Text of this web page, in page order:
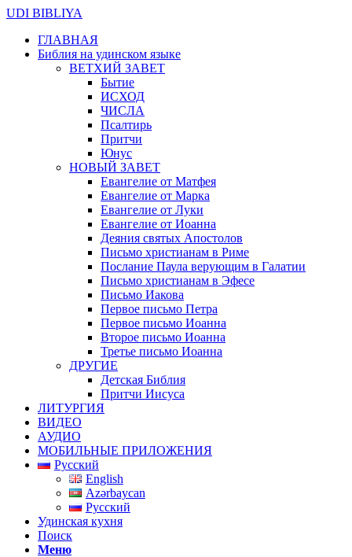
UDI BIBLIYA
ГЛАВНАЯ
Библия на удинском языке
ВЕТХИЙ ЗАВЕТ
Бытие
ИСХОД
ЧИСЛА
Псалтирь
Притчи
Юнус
НОВЫЙ ЗАВЕТ
Евангелие от Матфея
Евангелие от Марка
Евангелие от Луки
Евангелие от Иоанна
Деяния святых Апостолов
Письмо христианам в Риме
Послание Паула верующим в Галатии
Письмо христианам в Эфесе
Письмо Иакова
Первое письмо Петра
Первое письмо Иоанна
Второе письмо Иоанна
Третье письмо Иоанна
ДРУГИЕ
Детская Библия
Притчи Иисуса
ЛИТУРГИЯ
ВИДЕО
АУДИО
МОБИЛЬНЫЕ ПРИЛОЖЕНИЯ
Русский
English
Azərbaycan
Русский
Удинская кухня
Поиск
Меню